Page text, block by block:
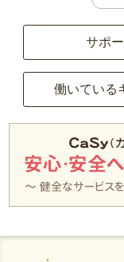
サポ
働いている